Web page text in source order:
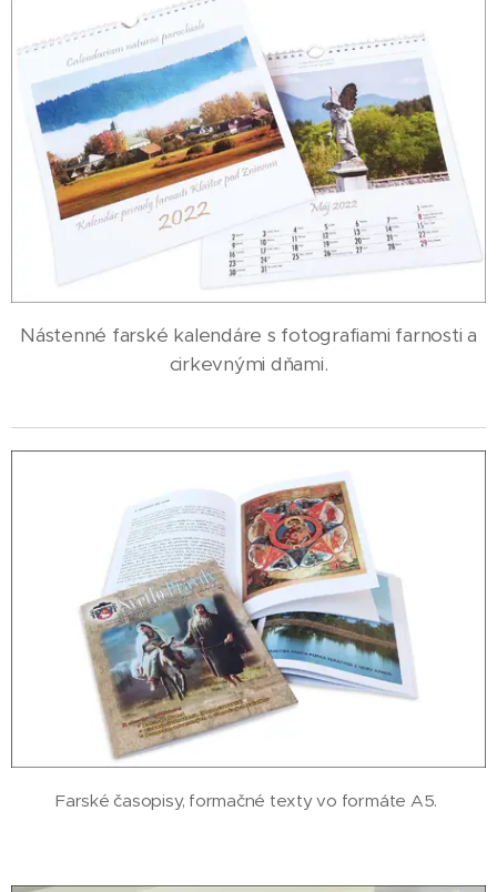
Nástenné farské kalendáre s fotografiami farnosti a
cirkevnými dňami.
Farské časopisy, formačné texty vo formáte A5.